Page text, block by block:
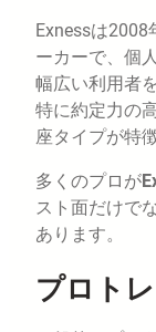
Exnessは2008
ーカーで、個
幅広い利用者
特に約定力の
座タイプが特
多くのプロが
スト面だけで
あります。
プロト